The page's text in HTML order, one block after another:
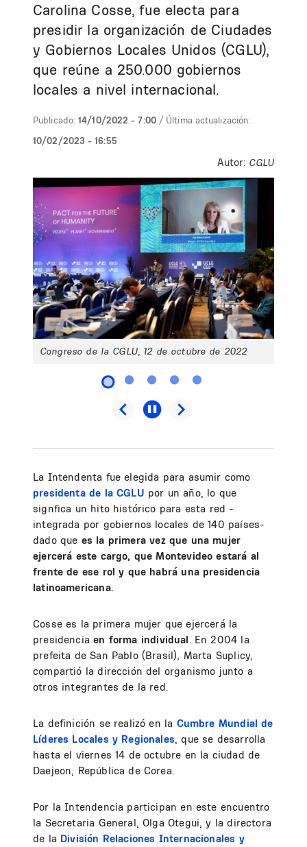
Carolina Cosse, fue electa para
presidir la organización de Ciudades
y Gobiernos Locales Unidos (CGLU),
que reúne a 250.000 gobiernos
locales a nivel internacional.
Publicado: 14/10/2022 - 7:00 / Última actualización:
10/02/2023 - 16:55
Autor: CGLU
Congreso de la CGLU, 12 de octubre de 2022
La Intendenta fue elegida para asumir como
presidenta de la CGLU por un año, lo que
signfica un hito histórico para esta red -
integrada por gobiernos locales de 140 países-
dado que es la primera vez que una mujer
ejercerá este cargo, que Montevideo estará al
frente de ese rol y que habrá una presidencia
latinoamericana.
Cosse es la primera mujer que ejercerá la
presidenciaen forma individual. En 2004 la
prefeita de San Pablo (Brasil), Marta Suplicy,
compartió la dirección del organismo junto a
otros integrantes de la red.
La definición se realizó en la Cumbre Mundial de
Líderes Locales y Regionales, que se desarrolla
hasta el viernes 14 de octubre en la ciudad de
Daejeon, República de Corea.
Por la Intendencia participan en este encuentro
la Secretaria General, Olga Otegui, y la directora
de la División Relaciones Internacionales y